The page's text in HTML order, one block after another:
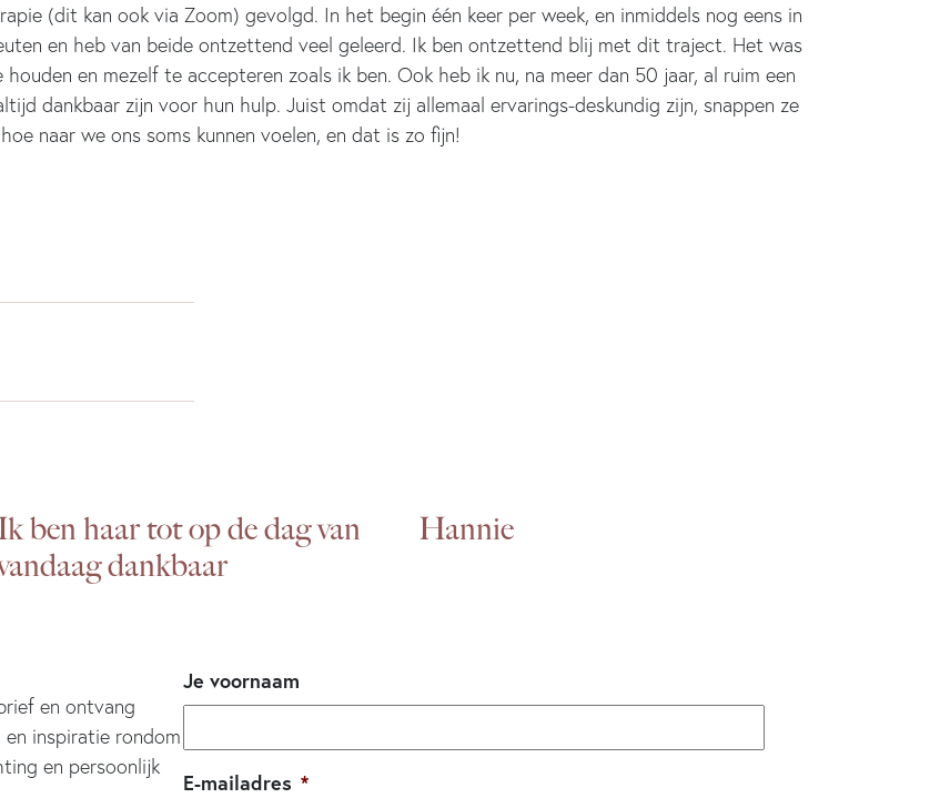
(dit kan ook via Zoom) gevolgd. In het begin één keer per week, en inmiddels nog eens in
en heb van beide ontzettend veel geleerd. Ik ben ontzettend blij met dit traject. Het was
en mezelf te accepteren zoals ik ben. Ook heb ik nu, na meer dan 50 jaar, al ruim een
dankbaar zijn voor hun hulp. Juist omdat zij allemaal ervarings-deskundig zijn, snappen ze
naar we ons soms kunnen voelen, en dat is zo fijn!
ben haar tot op de dag van
dankbaar
Hannie
en ontvang
inspiratie rondom
en persoonlijk
Je voornaam
E-mailadres *